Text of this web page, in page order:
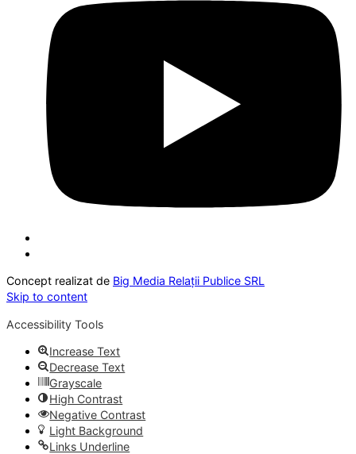
Concept realizat de Big Media Relații Publice SRL
Skip to content
Accessibility Tools
Increase Text
Decrease Text
Grayscale
High Contrast
Negative Contrast
Light Background
Links Underline